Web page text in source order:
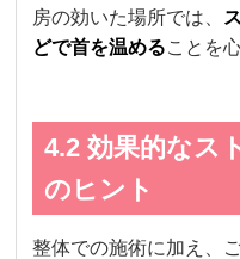
房の効いた場所では、
どで首を温めることを
4.2 効果的なス
のヒント
整体での施術に加え、